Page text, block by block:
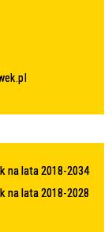
na lata 2018-2034
na lata 2018-2028